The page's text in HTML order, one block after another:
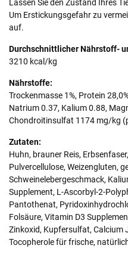
Lassen Sie den Zustand Ihres
Um Erstickungsgefahr zu
auf.
Durchschnittlicher Nährstoff-
3210 kcal/kg
Nährstoffe:
Trockenmasse 1%, Protein
Natrium 0.37, Kalium 0.88,
Chondroitinsulfat 1174 mg/kg
Zutaten:
Huhn, brauner Reis,
Pulvercellulose, Weizengluten,
Schweinelebergeschmack,
Supplement, L-Ascorbyl-2-
Pantothenat,
Folsäure, Vitamin D3
Zinkoxid, Kupfersulfat, Calcium
Tocopherole für frische,